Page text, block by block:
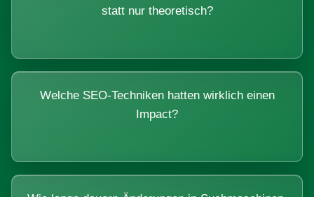
statt nur theoretisch?
Welche SEO-Techniken hatten wirklich einen
Impact?